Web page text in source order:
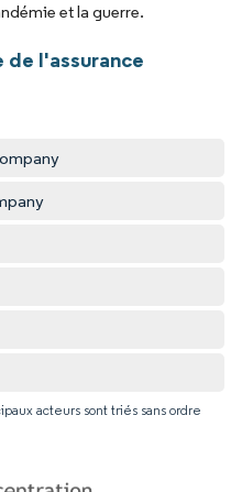
et la guerre.
de l'assurance
acteurs sont triés sans ordre